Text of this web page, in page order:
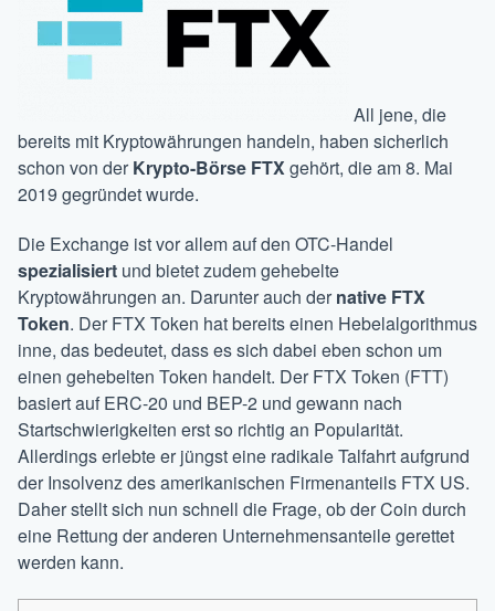
All jene, die
bereits mit Kryptowährungen handeln, haben sicherlich
schon von derKrypto-Börse FTXgehört, die am 8. Mai
2019 gegründet wurde.
Die Exchange ist vor allem auf den OTC-Handel
spezialisiert und bietet zudem gehebelte
Kryptowährungen an. Darunter auch dernative FTX
Token. Der FTX Token hat bereits einen Hebelalgorithmus
inne, das bedeutet, dass es sich dabei eben schon um
einen gehebelten Token handelt. Der FTX Token (FTT)
basiert auf ERC-20 und BEP-2 und gewann nach
Startschwierigkeiten erst so richtig an Popularität.
Allerdings erlebte er jüngst eine radikale Talfahrt aufgrund
der Insolvenz des amerikanischen Firmenanteils FTX US.
Daher stellt sich nun schnell die Frage, ob der Coin durch
eine Rettung der anderen Unternehmensanteile gerettet
werden kann.